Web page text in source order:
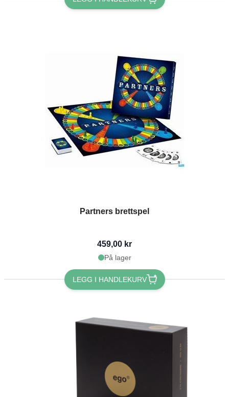
Partners brettspel
459,00 kr
På lager
LEGG I HANDLEKURV